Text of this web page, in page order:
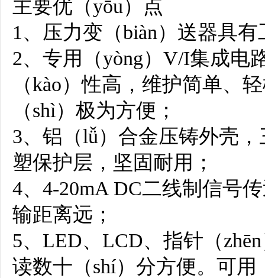
主要优（yōu）点
1、压力变（biàn）送器具
2、专用（yòng）V/I集成电
（kào）性高，维护简单、
（shì）极为方便；
3、铝（lǚ）合金压铸外壳
塑保护层，坚固耐用；
4、4-20mA DC二线制信号
输距离远；
5、LED、LCD、指针（
读数十（shí）分方便。可用